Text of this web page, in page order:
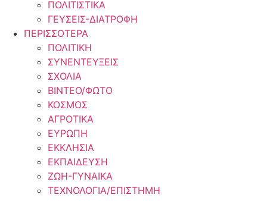
ΠΟΛΙΤΙΣΤΙΚΑ
ΓΕΥΣΕΙΣ-ΔΙΑΤΡΟΦΗ
ΠΕΡΙΣΣΟΤΕΡΑ
ΠΟΛΙΤΙΚΗ
ΣΥΝΕΝΤΕΥΞΕΙΣ
ΣΧΟΛΙΑ
ΒΙΝΤΕΟ/ΦΩΤΟ
ΚΟΣΜΟΣ
ΑΓΡΟΤΙΚΑ
ΕΥΡΩΠΗ
ΕΚΚΛΗΣΙΑ
ΕΚΠΑΙΔΕΥΣΗ
ΖΩΗ-ΓΥΝΑΙΚΑ
ΤΕΧΝΟΛΟΓΙΑ/ΕΠΙΣΤΗΜΗ